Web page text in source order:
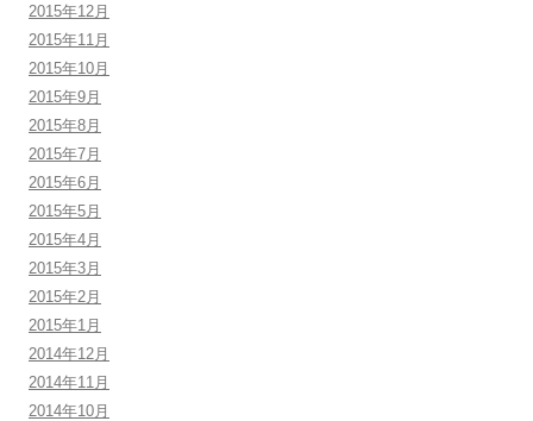
2015年12月
2015年11月
2015年10月
2015年9月
2015年8月
2015年7月
2015年6月
2015年5月
2015年4月
2015年3月
2015年2月
2015年1月
2014年12月
2014年11月
2014年10月